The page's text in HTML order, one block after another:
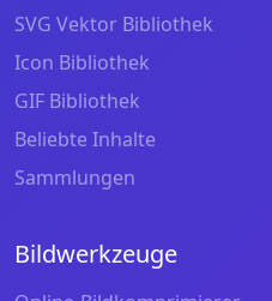
SVG Vektor Bibliothek
Icon Bibliothek
GIF Bibliothek
Beliebte Inhalte
Sammlungen
Bildwerkzeuge